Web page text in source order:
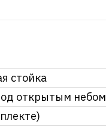
стойка
открытым небом